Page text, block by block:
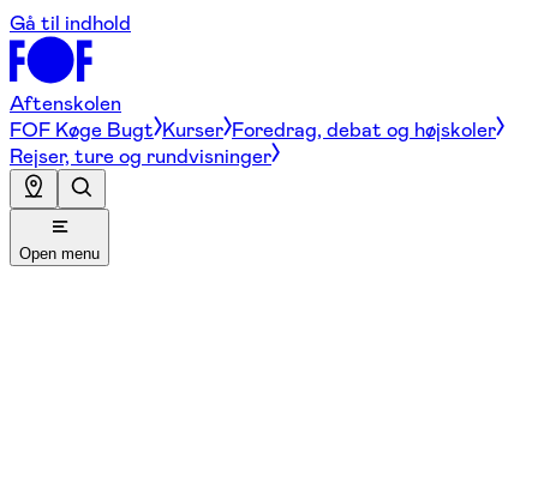
Gå til indhold
Aftenskolen
FOF Køge Bugt Kurser Foredrag, debat og højskoler
Rejser, ture og rundvisninger
Open menu